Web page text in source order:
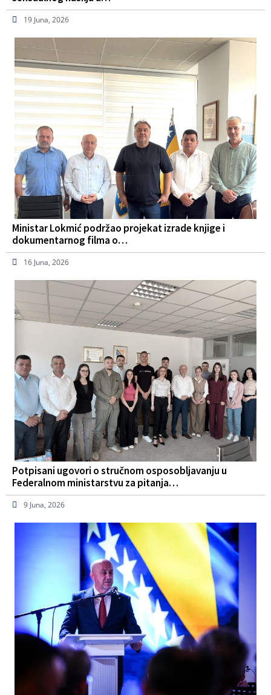
19 Juna, 2026
Ministar Lokmić podržao projekat izrade knjige i
dokumentarnog filma o…
16 Juna, 2026
Potpisani ugovori o stručnom osposobljavanju u
Federalnom ministarstvu za pitanja…
9 Juna, 2026